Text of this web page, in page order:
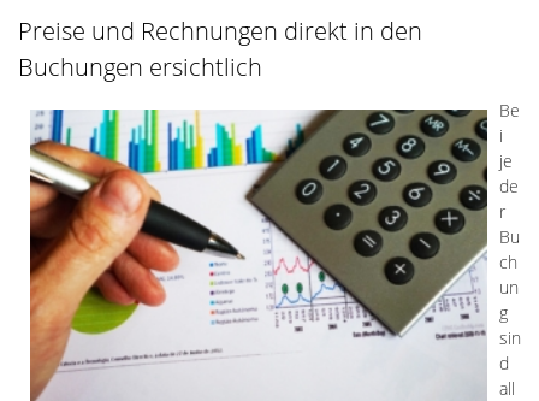
Preise und Rechnungen direkt in den
Buchungen ersichtlich
Be
i
je
de
r
Bu
ch
un
g
sin
d
all